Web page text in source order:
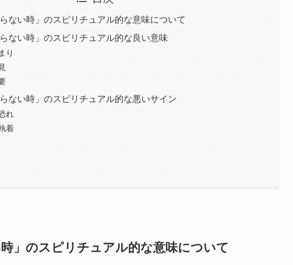
らない時」のスピリチュアル的な意味について
らない時」のスピリチュアル的な良い意味
り
らない時」のスピリチュアル的な悪いサイン
れ
着
時」のスピリチュアル的な意味について